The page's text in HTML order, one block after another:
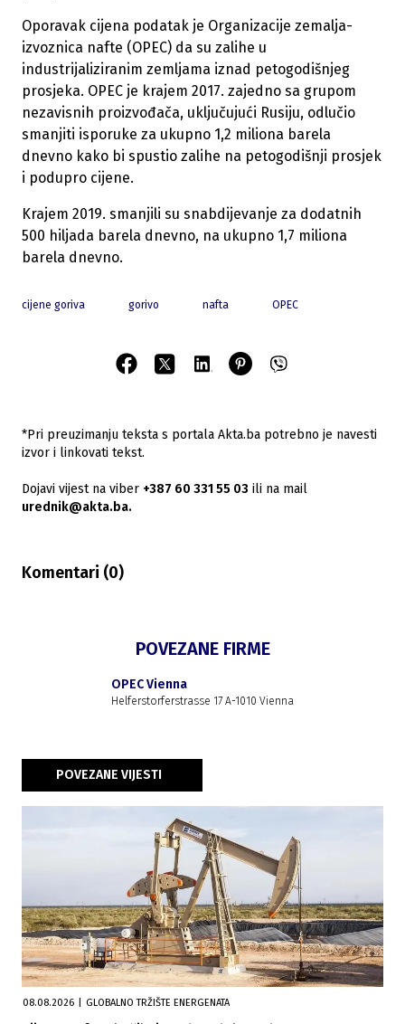
Oporavak cijena podatak je Organizacije zemalja-
izvoznica nafte (OPEC) da su zalihe u
industrijaliziranim zemljama iznad petogodišnjeg
prosjeka. OPEC je krajem 2017. zajedno sa grupom
nezavisnih proizvođača, uključujući Rusiju, odlučio
smanjiti isporuke za ukupno 1,2 miliona barela
dnevno kako bi spustio zalihe na petogodišnji prosjek
i podupro cijene.
Krajem 2019. smanjili su snabdijevanje za dodatnih
500 hiljada barela dnevno, na ukupno 1,7 miliona
barela dnevno.
cijene goriva gorivo nafta OPEC
*Pri preuzimanju teksta s portala Akta.ba potrebno je navesti
izvor i linkovati tekst.
Dojavi vijest na viber +387 60 331 55 03 ili na mail
urednik@akta.ba.
Komentari (0)
POVEZANE FIRME
OPEC Vienna
Helferstorferstrasse 17 A-1010 Vienna
POVEZANE VIJESTI
08.08.2026 GLOBALNO TRŽIŠTE ENERGENATA